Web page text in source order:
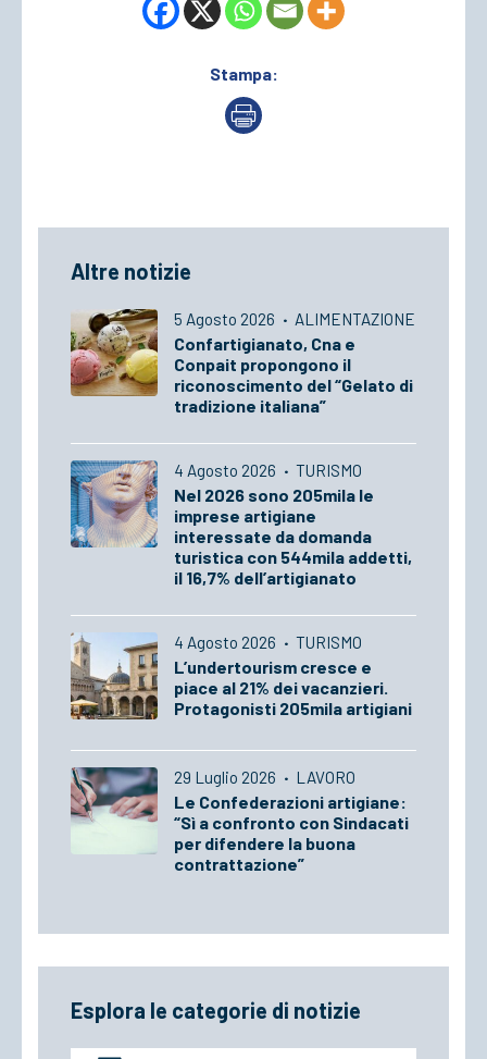
Stampa:
Altre notizie
5 Agosto 2026 · ALIMENTAZIONE
Confartigianato, Cna e
Conpait propongono il
riconoscimento del “Gelato di
tradizione italiana”
4 Agosto 2026 · TURISMO
Nel 2026 sono 205mila le
imprese artigiane
interessate da domanda
turistica con 544mila addetti,
il 16,7% dell’artigianato
4 Agosto 2026 · TURISMO
L’undertourism cresce e
piace al 21% dei vacanzieri.
Protagonisti 205mila artigiani
29 Luglio 2026 · LAVORO
Le Confederazioni artigiane:
“Sì a confronto con Sindacati
per difendere la buona
contrattazione”
Esplora le categorie di notizie